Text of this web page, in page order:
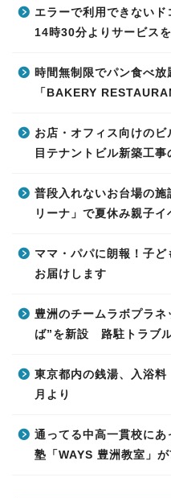
エラーで利用できない
14時30分よりサービス
時間無制限でパン食べ
「BAKERY
お店・オフィス向けの
目テナントビル新築工事
普段入れないお台場の
リーナ」で夏休み親子イ
ママ・パパに朗報！子
お届けします
豊洲のチームラボプラネ
ば”を新設 路駐トラブ
東京都内の銭湯、入浴
月より
通ってる中高一貫校に
塾「WAYS 豊洲教室」